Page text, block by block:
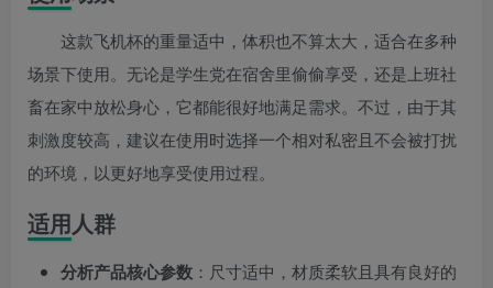
这款飞机杯的重量适中，体积也不算太大，适合在多种
场景下使用。无论是学生党在宿舍里偷偷享受，还是上班社
畜在家中放松身心，它都能很好地满足需求。不过，由于其
刺激度较高，建议在使用时选择一个相对私密且不会被打扰
的环境，以更好地享受使用过程。
适用人群
分析产品核心参数 ：尺寸适中，材质柔软且具有良好的